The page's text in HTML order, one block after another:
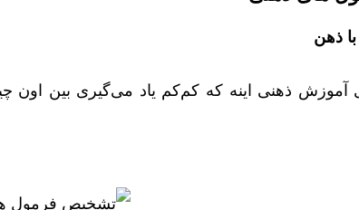
با ذهن
آموزش ذهنی اینه که کم‌کم یاد می‌گیری بین